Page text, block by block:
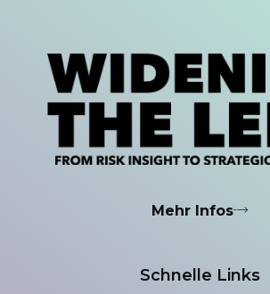
Mehr Infos
Schnelle Links